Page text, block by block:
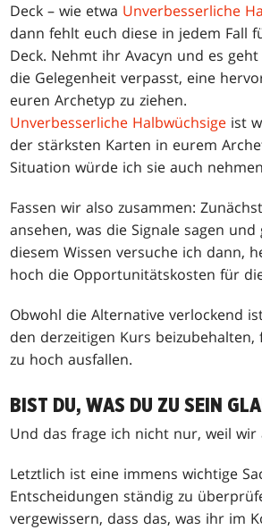
Deck – wie etwa Unverbesserliche
dann fehlt euch diese in jedem Fall
Deck. Nehmt ihr Avacyn und es
die Gelegenheit verpasst, eine
euren Archetyp zu ziehen.
Unverbesserliche Halbwüchsige ist
der stärksten Karten in eurem
Situation würde ich sie auch
Fassen wir also zusammen:
ansehen, was die Signale sagen
diesem Wissen versuche ich dann,
hoch die Opportunitätskosten für
Obwohl die Alternative verlockend
den derzeitigen Kurs beizubehalten,
zu hoch ausfallen.
BIST DU, WAS DU ZU SEIN
Und das frage ich nicht nur, weil
Letztlich ist eine immens wichtige
Entscheidungen ständig zu
vergewissern, dass das, was ihr im